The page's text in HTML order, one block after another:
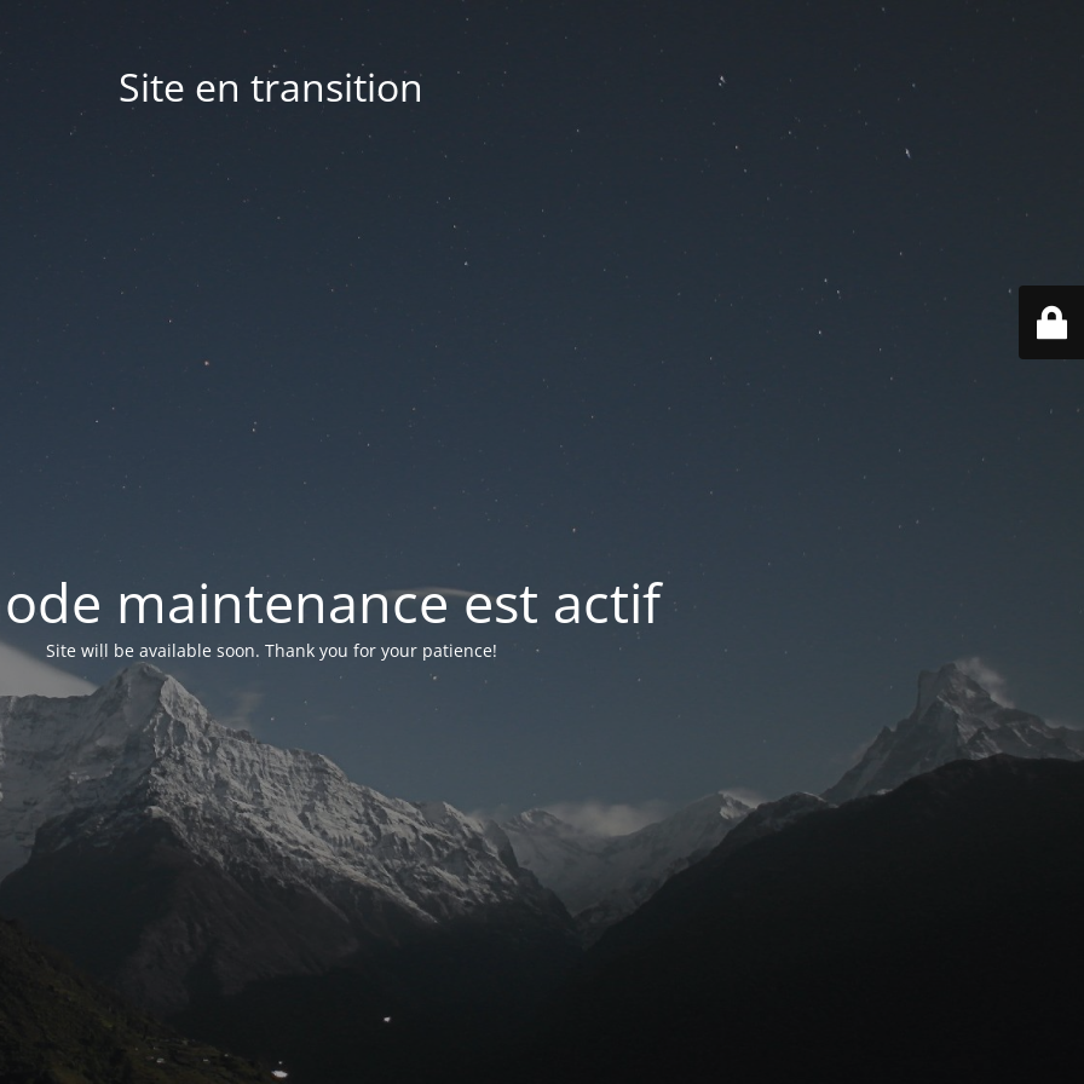
Site en transition
maintenance est actif
Site will be available soon. Thank you for your patience!